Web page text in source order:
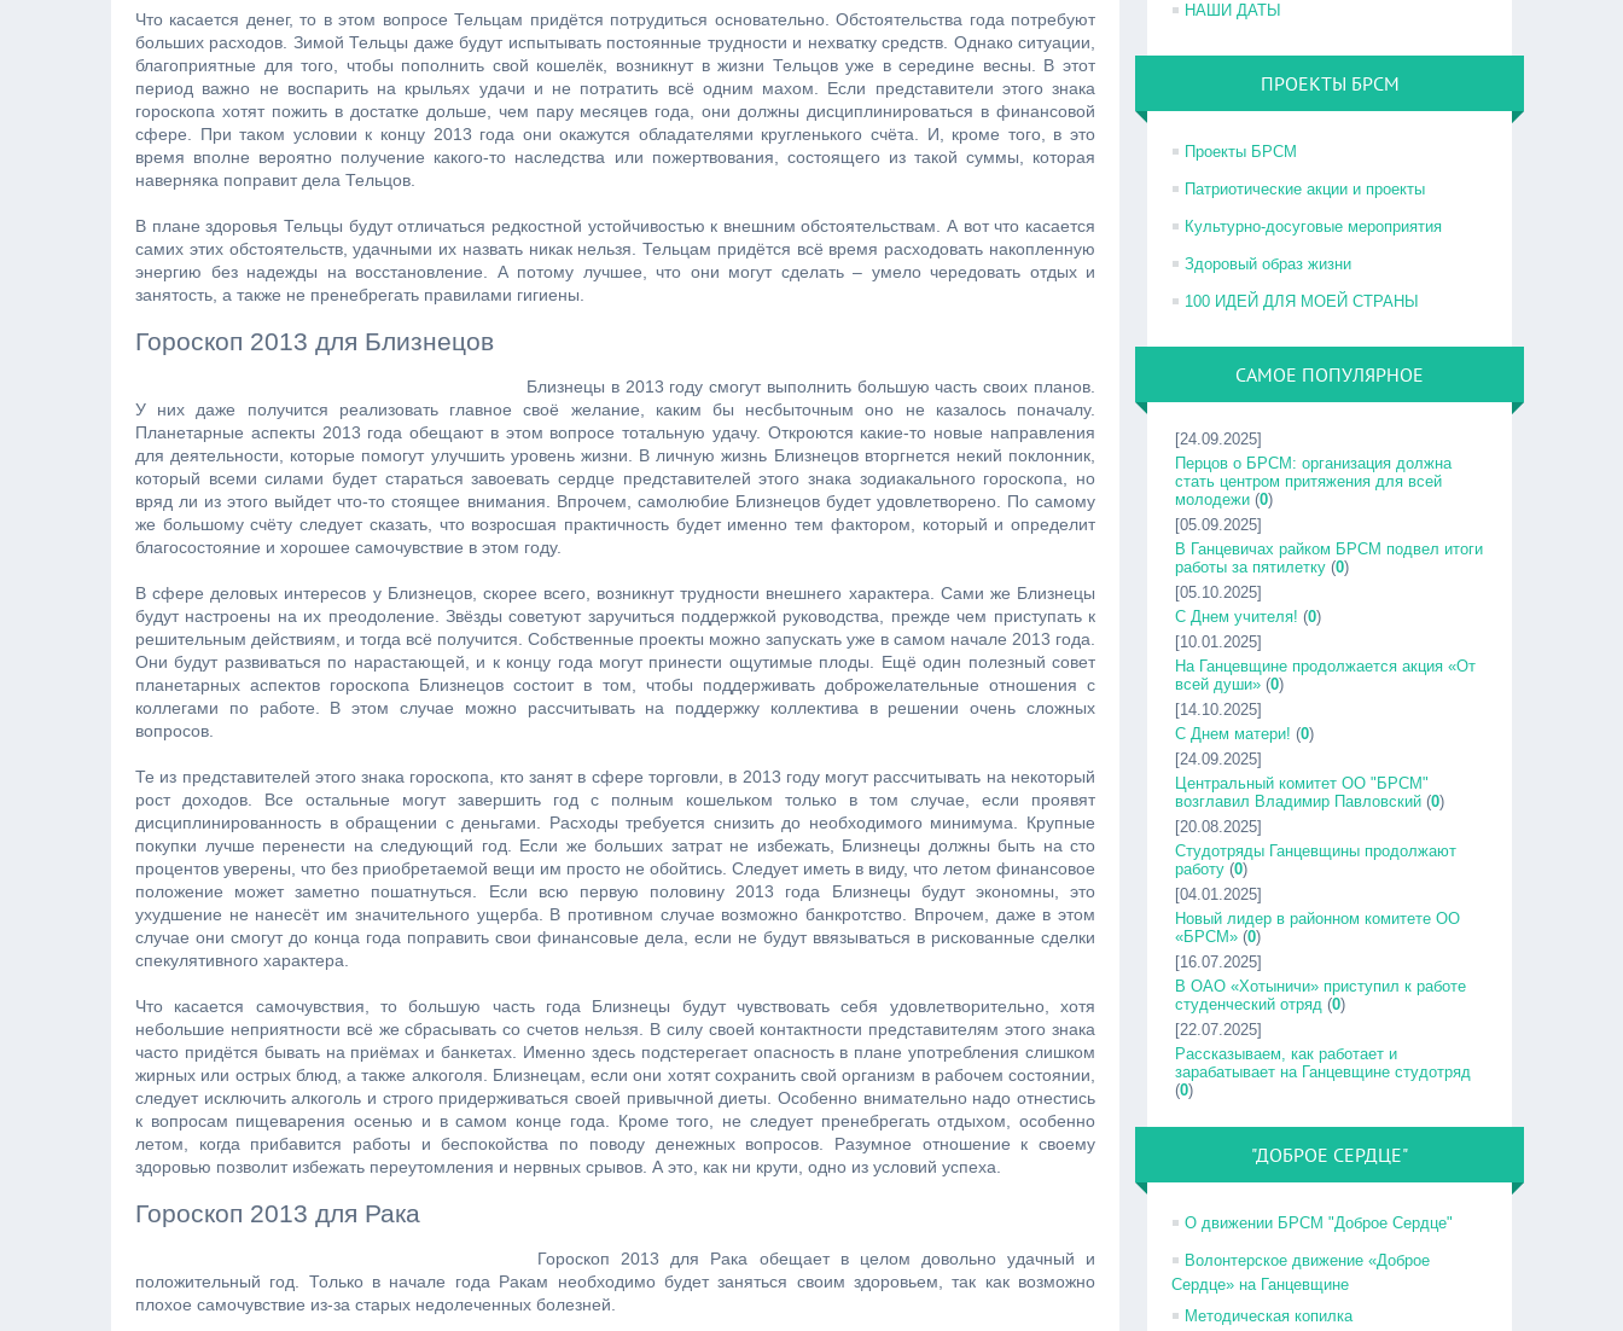
Что касается денег, то в этом вопросе Тельцам придётся потрудиться основательно. Обстоятельства года потребуют
больших расходов. Зимой Тельцы даже будут испытывать постоянные трудности и нехватку средств. Однако ситуации,
благоприятные для того, чтобы пополнить свой кошелёк, возникнут в жизни Тельцов уже в середине весны. В этот
период важно не воспарить на крыльях удачи и не потратить всё одним махом. Если представители этого знака
гороскопа хотят пожить в достатке дольше, чем пару месяцев года, они должны дисциплинироваться в финансовой
сфере. При таком условии к концу 2013 года они окажутся обладателями кругленького счёта. И, кроме того, в это
время вполне вероятно получение какого-то наследства или пожертвования, состоящего из такой суммы, которая
наверняка поправит дела Тельцов.
В плане здоровья Тельцы будут отличаться редкостной устойчивостью к внешним обстоятельствам. А вот что касается
самих этих обстоятельств, удачными их назвать никак нельзя. Тельцам придётся всё время расходовать накопленную
энергию без надежды на восстановление. А потому лучшее, что они могут сделать – умело чередовать отдых и
занятость, а также не пренебрегать правилами гигиены.
Гороскоп 2013 для Близнецов
Близнецы в 2013 году смогут выполнить большую часть своих планов.
У них даже получится реализовать главное своё желание, каким бы несбыточным оно не казалось поначалу.
Планетарные аспекты 2013 года обещают в этом вопросе тотальную удачу. Откроются какие-то новые направления
для деятельности, которые помогут улучшить уровень жизни. В личную жизнь Близнецов вторгнется некий поклонник,
который всеми силами будет стараться завоевать сердце представителей этого знака зодиакального гороскопа, но
вряд ли из этого выйдет что-то стоящее внимания. Впрочем, самолюбие Близнецов будет удовлетворено. По самому
же большому счёту следует сказать, что возросшая практичность будет именно тем фактором, который и определит
благосостояние и хорошее самочувствие в этом году.
В сфере деловых интересов у Близнецов, скорее всего, возникнут трудности внешнего характера. Сами же Близнецы
будут настроены на их преодоление. Звёзды советуют заручиться поддержкой руководства, прежде чем приступать к
решительным действиям, и тогда всё получится. Собственные проекты можно запускать уже в самом начале 2013 года.
Они будут развиваться по нарастающей, и к концу года могут принести ощутимые плоды. Ещё один полезный совет
планетарных аспектов гороскопа Близнецов состоит в том, чтобы поддерживать доброжелательные отношения с
коллегами по работе. В этом случае можно рассчитывать на поддержку коллектива в решении очень сложных
вопросов.
Те из представителей этого знака гороскопа, кто занят в сфере торговли, в 2013 году могут рассчитывать на некоторый
рост доходов. Все остальные могут завершить год с полным кошельком только в том случае, если проявят
дисциплинированность в обращении с деньгами. Расходы требуется снизить до необходимого минимума. Крупные
покупки лучше перенести на следующий год. Если же больших затрат не избежать, Близнецы должны быть на сто
процентов уверены, что без приобретаемой вещи им просто не обойтись. Следует иметь в виду, что летом финансовое
положение может заметно пошатнуться. Если всю первую половину 2013 года Близнецы будут экономны, это
ухудшение не нанесёт им значительного ущерба. В противном случае возможно банкротство. Впрочем, даже в этом
случае они смогут до конца года поправить свои финансовые дела, если не будут ввязываться в рискованные сделки
спекулятивного характера.
Что касается самочувствия, то большую часть года Близнецы будут чувствовать себя удовлетворительно, хотя
небольшие неприятности всё же сбрасывать со счетов нельзя. В силу своей контактности представителям этого знака
часто придётся бывать на приёмах и банкетах. Именно здесь подстерегает опасность в плане употребления слишком
жирных или острых блюд, а также алкоголя. Близнецам, если они хотят сохранить свой организм в рабочем состоянии,
следует исключить алкоголь и строго придерживаться своей привычной диеты. Особенно внимательно надо отнестись
к вопросам пищеварения осенью и в самом конце года. Кроме того, не следует пренебрегать отдыхом, особенно
летом, когда прибавится работы и беспокойства по поводу денежных вопросов. Разумное отношение к своему
здоровью позволит избежать переутомления и нервных срывов. А это, как ни крути, одно из условий успеха.
Гороскоп 2013 для Рака
Гороскоп 2013 для Рака обещает в целом довольно удачный и
положительный год. Только в начале года Ракам необходимо будет заняться своим здоровьем, так как возможно
плохое самочувствие из-за старых недолеченных болезней.
НАШИ ДАТЫ
ПРОЕКТЫ БРСМ
Проекты БРСМ
Патриотические акции и проекты
Культурно-досуговые мероприятия
Здоровый образ жизни
100 ИДЕЙ ДЛЯ МОЕЙ СТРАНЫ
САМОЕ ПОПУЛЯРНОЕ
[24.09.2025]
Перцов о БРСМ: организация должна
стать центром притяжения для всей
молодежи (0)
[05.09.2025]
В Ганцевичах райком БРСМ подвел итоги
работы за пятилетку (0)
[05.10.2025]
С Днем учителя! (0)
[10.01.2025]
На Ганцевщине продолжается акция «От
всей души» (0)
[14.10.2025]
С Днем матери! (0)
[24.09.2025]
Центральный комитет ОО "БРСМ"
возглавил Владимир Павловский (0)
[20.08.2025]
Студотряды Ганцевщины продолжают
работу (0)
[04.01.2025]
Новый лидер в районном комитете ОО
«БРСМ» (0)
[16.07.2025]
В ОАО «Хотыничи» приступил к работе
студенческий отряд (0)
[22.07.2025]
Рассказываем, как работает и
зарабатывает на Ганцевщине студотряд
(0)
"ДОБРОЕ СЕРДЦЕ"
О движении БРСМ "Доброе Сердце"
Волонтерское движение «Доброе
Сердце» на Ганцевщине
Методическая копилка